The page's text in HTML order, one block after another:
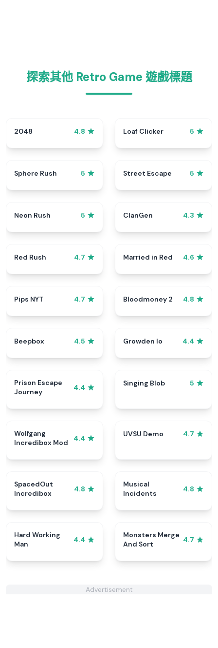
探索其他 Retro Game 遊戲標題
2048 4.8 Loaf Clicker 5
Sphere Rush 5 Street Escape 5
Neon Rush 5 ClanGen 4.3
Red Rush 4.7 Married in Red 4.6
Pips NYT 4.7 Bloodmoney 2 4.8
Beepbox 4.5 Growden Io 4.4
Prison Escape
Journey
4.4
Singing Blob 5
Wolfgang
Incredibox Mod
4.4
UVSU Demo 4.7
SpacedOut
Incredibox
4.8
Musical
Incidents
4.8
Hard Working
Man
4.4
Monsters Merge
And Sort
4.7
Advertisement